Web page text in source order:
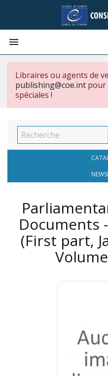

Libraires ou agents de
publishing@coe.int pour
spéciales !
Documents
(First part,